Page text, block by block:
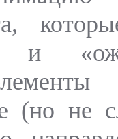
и
(но не